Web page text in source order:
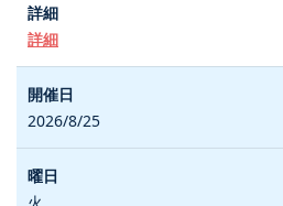
詳細
2026/8/25